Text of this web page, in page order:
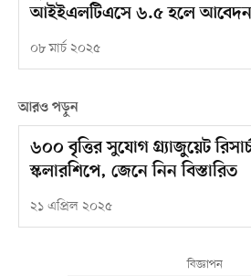
আইইএলটিএসে ৬.৫ হলে আবেদন
০৮ মার্চ ২০২৫
আরও পড়ুন
৬০০ বৃত্তির সুযোগ গ্র্যাজুয়েট
স্কলারশিপে, জেনে নিন বিস্তারিত
২১ এপ্রিল ২০২৫